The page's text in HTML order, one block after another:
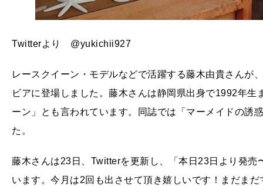
Twitterより @yukichii927
レースクイーン・モデルなどで活躍する藤木由貴さんが
ビアに登場しました。藤木さんは静岡県出身で1992年
ーン」とも言われています。同誌では「マーメイドの誘
た。
藤木さんは23日、Twitterを更新し、「本日23日より発
います。今月は2回も出させて頂き嬉しいです！まだま